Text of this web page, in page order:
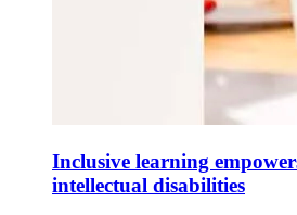
Inclusive learning
intellectual disabilities